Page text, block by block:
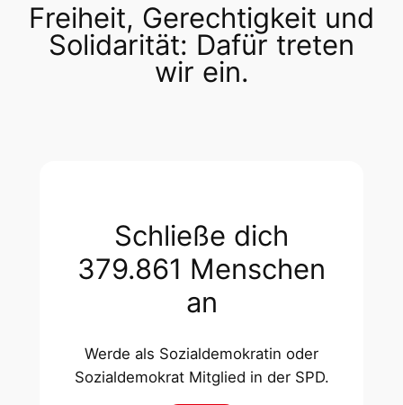
Freiheit, Gerechtigkeit und
Solidarität: Dafür treten
wir ein.
Schließe dich
379.861 Menschen
an
Werde als Sozialdemokratin oder
Sozialdemokrat Mitglied in der SPD.